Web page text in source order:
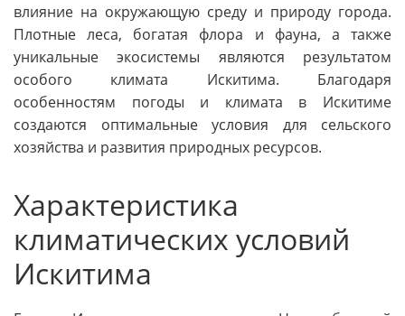
влияние на окружающую среду и природу города.
Плотные леса, богатая флора и фауна, а также
уникальные экосистемы являются результатом
особого климата Искитима. Благодаря
особенностям погоды и климата в Искитиме
создаются оптимальные условия для сельского
хозяйства и развития природных ресурсов.
Характеристика
климатических условий
Искитима